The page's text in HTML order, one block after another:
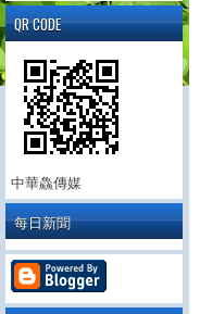
QR CODE
中華鱻傳媒
每日新聞